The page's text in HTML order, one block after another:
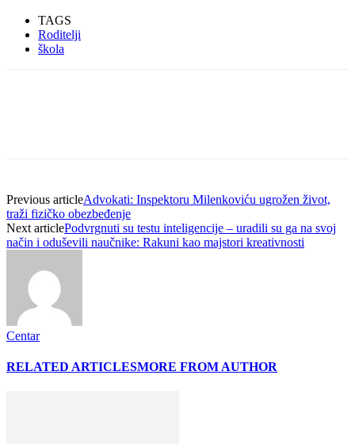
TAGS
Roditelji
škola
Previous articleAdvokati: Inspektoru Milenkoviću ugrožen život,
traži fizičko obezbeđenje
Next articlePodvrgnuti su testu inteligencije – uradili su ga na svoj
način i oduševili naučnike: Rakuni kao majstori kreativnosti
Centar
RELATED ARTICLESMORE FROM AUTHOR